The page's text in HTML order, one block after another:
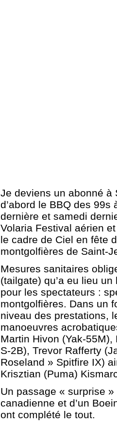
Je deviens un abonné
d’abord le BBQ des 99s
dernière et samedi
Volaria Festival aérien
le cadre de Ciel en fête
montgolfières de Saint-
Mesures sanitaires
(tailgate) qu’a eu lieu
pour les spectateurs :
montgolfières. Dans un
niveau des prestations,
manoeuvres
Martin Hivon (Yak-
S-2B), Trevor Rafferty
Roseland » Spitfire IX)
Krisztian (Puma)
Un passage « surprise »
canadienne et d’un
ont complété le tout.